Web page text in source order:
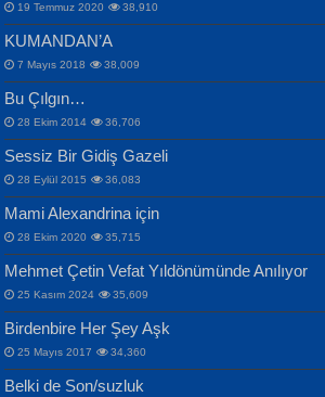
İPEK ACAR SERT
Gazze’nin Şecaati, Ümmetin İmtihanı...
MAHMUT GÜRBÜZ
İbrahim Olmak ve Bitirebilmek...
Selahattin Yıldız
İdrakimle Üşürken...
Songül Özel
Mahzen...
ERDEM BAYAZIT
Sana, Bana, Vatanıma, Ülkemin
İnsanlarına Dair...
NAZIM HİKMET RAN
Bir Cezaevinde, Tecritteki Adamın
Mektupları...
19 Temmuz 2020 38,910
KUMANDAN’A
7 Mayıs 2018 38,009
Bu Çılgın…
28 Ekim 2014 36,706
Sessiz Bir Gidiş Gazeli
28 Eylül 2015 36,083
Mami Alexandrina için
28 Ekim 2020 35,715
Mehmet Çetin Vefat Yıldönümünde Anılıyor
25 Kasım 2024 35,609
Birdenbire Her Şey Aşk
25 Mayıs 2017 34,360
Belki de Son/suzluk